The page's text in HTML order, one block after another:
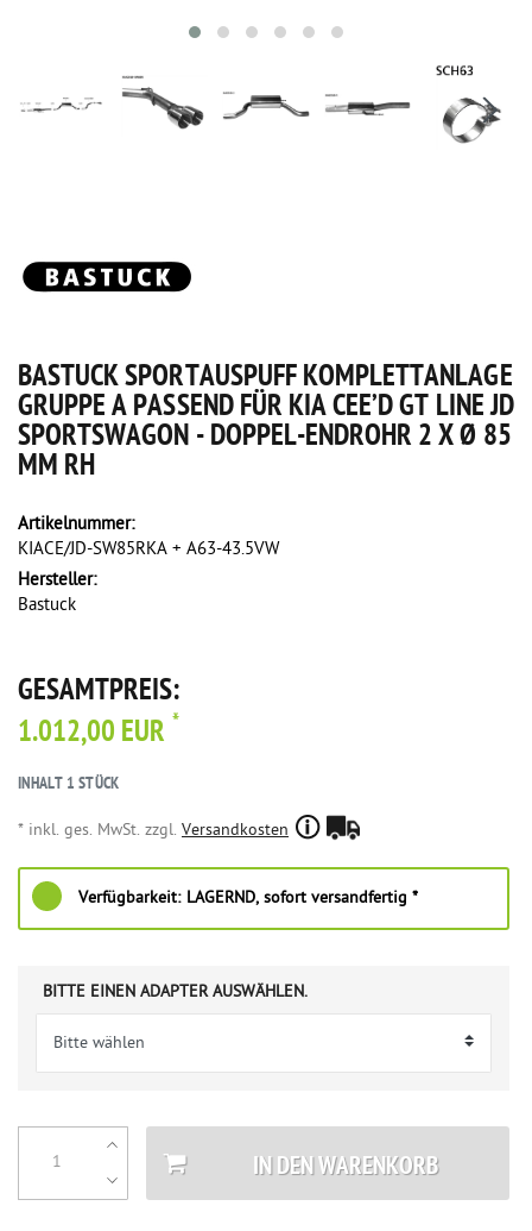
BASTUCK SPORTAUSPUFF KOMPLETTANLAGE
GRUPPE A PASSEND FÜR KIA CEE’D GT LINE JD
SPORTSWAGON - DOPPEL-ENDROHR 2 X Ø 85
MM RH
Artikelnummer:
KIACE/JD-SW85RKA + A63-43.5VW
Hersteller:
Bastuck
GESAMTPREIS:
1.012,00 EUR *
INHALT 1STÜCK
* inkl. ges. MwSt. zzgl. Versandkosten
Verfügbarkeit: LAGERND, sofort versandfertig *
BITTE EINEN ADAPTER AUSWÄHLEN.
IN DEN WARENKORB